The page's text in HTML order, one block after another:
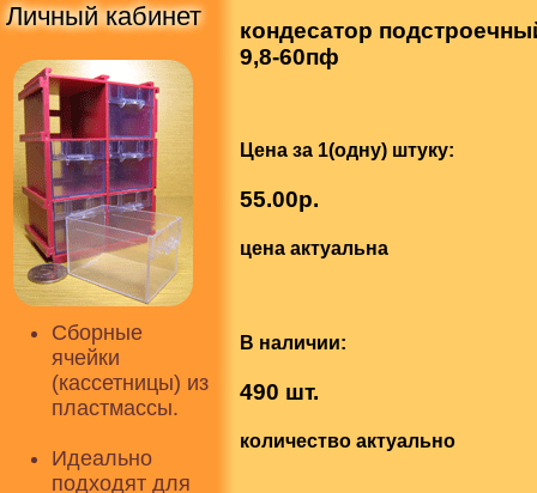
Личный кабинет
Сборные
ячейки
(кассетницы) из
пластмассы.
Идеально
подходят для
кондесатор
9,8-60пф
Цена за 1(одну) штуку:
55.00р.
цена актуальна
В наличии:
490 шт.
количество актуально